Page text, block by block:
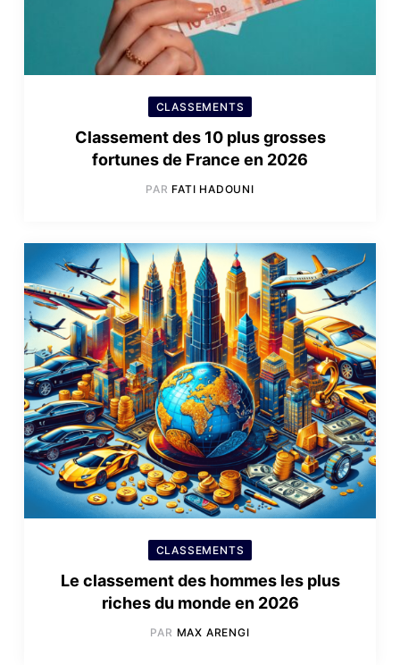
CLASSEMENTS
Classement des 10 plus grosses
fortunes de France en 2026
PAR FATI HADOUNI
CLASSEMENTS
Le classement des hommes les plus
riches du monde en 2026
PAR MAX ARENGI